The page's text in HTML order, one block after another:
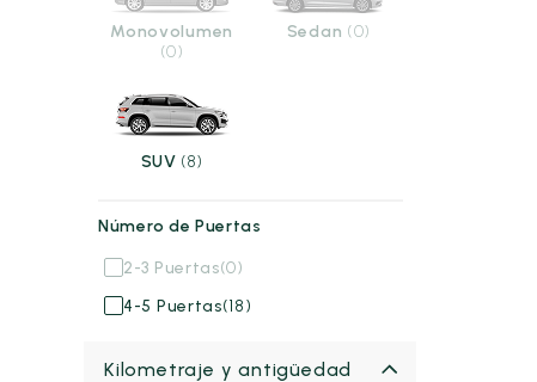
Monovolumen
(0)
Sedan (0)
SUV (8)
Número de Puertas
(0)
2-3 Puertas
(18)
4-5 Puertas
Kilometraje y antigüedad